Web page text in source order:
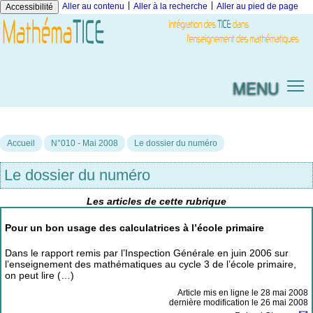
Accessibilité Aller au contenu Aller à la recherche Aller au pied de page
MENU
Accueil N°010 - Mai 2008 Le dossier du numéro
Le dossier du numéro
Les articles de cette rubrique
Pour un bon usage des calculatrices à l’école primaire
Dans le rapport remis par l’Inspection Générale en juin 2006 sur
l’enseignement des mathématiques au cycle 3 de l’école primaire,
on peut lire (…)
Article mis en ligne le 28 mai 2008
dernière modification le 26 mai 2008